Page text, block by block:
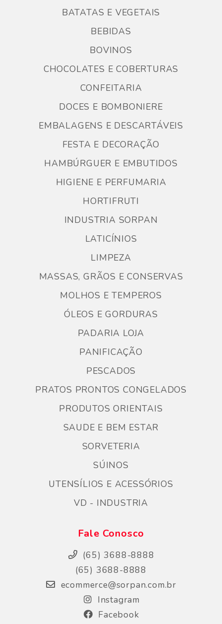
BATATAS E VEGETAIS
BEBIDAS
BOVINOS
CHOCOLATES E COBERTURAS
CONFEITARIA
DOCES E BOMBONIERE
EMBALAGENS E DESCARTÁVEIS
FESTA E DECORAÇÃO
HAMBÚRGUER E EMBUTIDOS
HIGIENE E PERFUMARIA
HORTIFRUTI
INDUSTRIA SORPAN
LATICÍNIOS
LIMPEZA
MASSAS, GRÃOS E CONSERVAS
MOLHOS E TEMPEROS
ÓLEOS E GORDURAS
PADARIA LOJA
PANIFICAÇÃO
PESCADOS
PRATOS PRONTOS CONGELADOS
PRODUTOS ORIENTAIS
SAUDE E BEM ESTAR
SORVETERIA
SÚINOS
UTENSÍLIOS E ACESSÓRIOS
VD - INDUSTRIA
Fale Conosco
(65) 3688-8888
(65) 3688-8888
ecommerce@sorpan.com.br
Instagram
Facebook